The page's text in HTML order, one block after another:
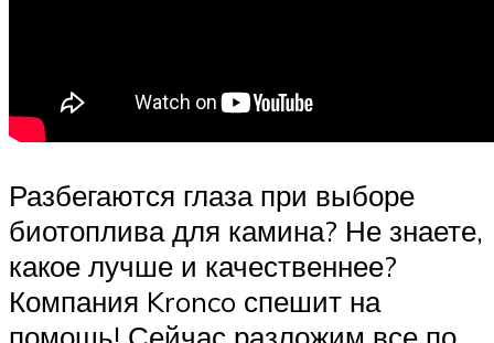
Разбегаются глаза при выборе
биотоплива для камина? Не знаете,
какое лучше и качественнее?
Компания Kronco спешит на